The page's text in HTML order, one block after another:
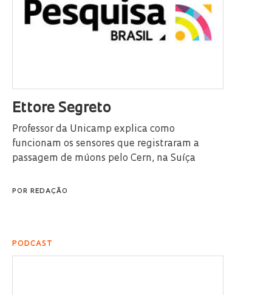
Ettore Segreto
Professor da Unicamp explica como
funcionam os sensores que registraram a
passagem de múons pelo Cern, na Suíça
POR REDAÇÃO
PODCAST